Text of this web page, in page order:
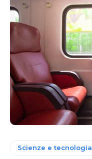
Scienze e tecnologia